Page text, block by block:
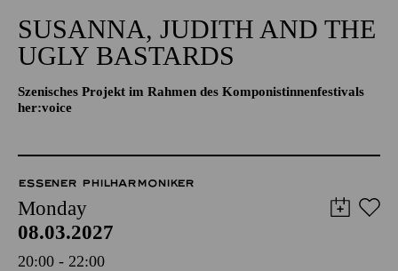
SUSANNA, JUDITH AND THE
UGLY BASTARDS
Szenisches Projekt im Rahmen des Komponistinnenfestivals
her:voice
ESSENER PHILHARMONIKER
Monday
08.03.2027
20:00 - 22:00